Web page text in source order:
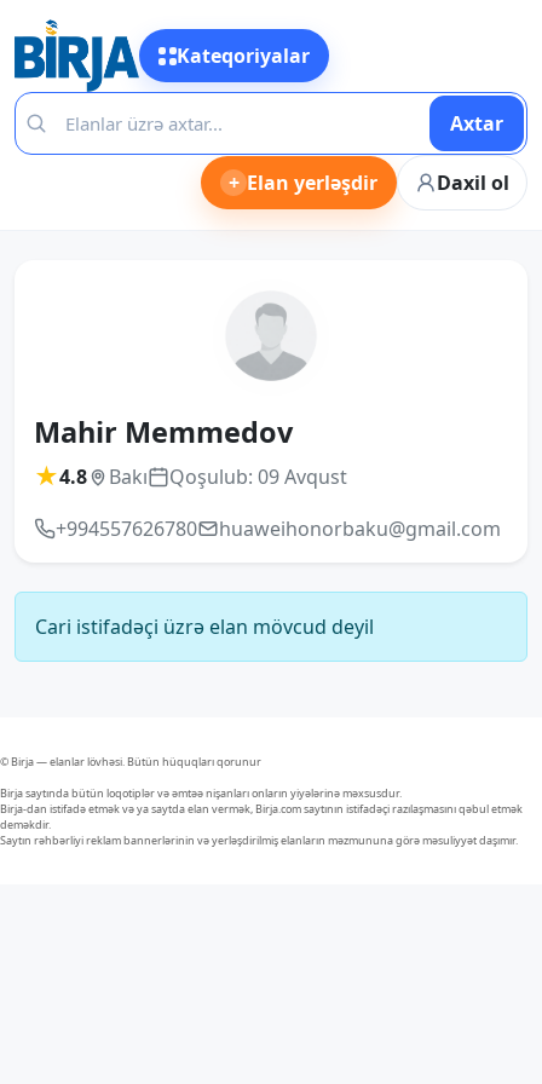
Kateqoriyalar
Axtar
+ Elan yerləşdir Daxil ol
Mahir Memmedov
★4.8 Bakı
Qoşulub: 09 Avqust
+994557626780
huaweihonorbaku@gmail.com
Cari istifadəçi üzrə elan mövcud deyil
© Birja — elanlar lövhəsi. Bütün hüquqları qorunur
Birja saytında bütün loqotiplər və əmtəə nişanları onların yiyələrinə məxsusdur.
Birja-dan istifadə etmək və ya saytda elan vermək, Birja.com saytının istifadəçi razılaşmasını qəbul etmək
deməkdir.
Saytın rəhbərliyi reklam bannerlərinin və yerləşdirilmiş elanların məzmununa görə məsuliyyət daşımır.